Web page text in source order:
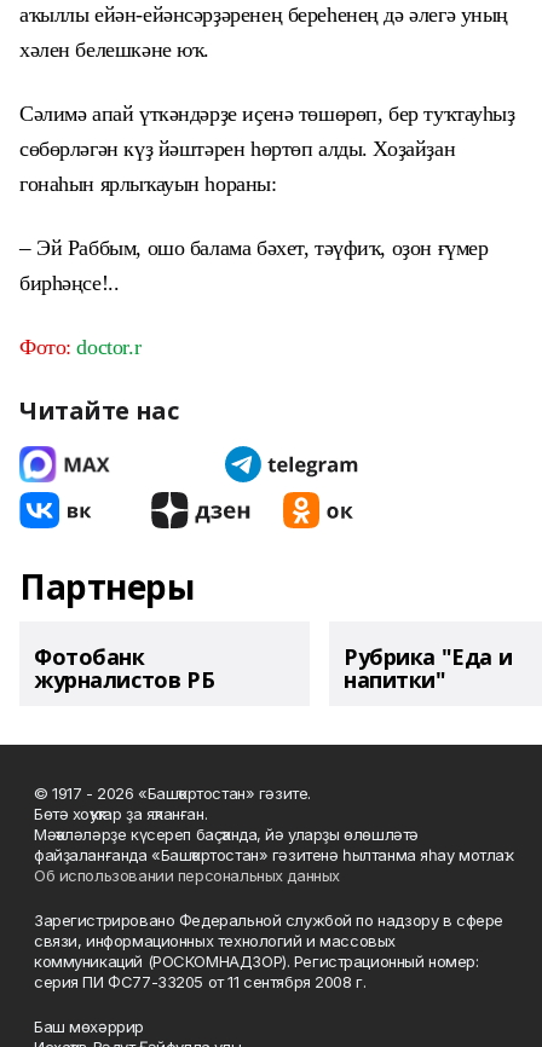
аҡыллы ейән-ейәнсәрҙәренең береһенең дә әлегә уның
хәлен белешкәне юҡ.
Сәлимә апай үткәндәрҙе иҫенә төшөрөп, бер туҡтауһыҙ
сөбөрләгән күҙ йәштәрен һөртөп алды. Хоҙайҙан
гонаһын ярлыҡауын һораны:
–Эй Раббым, ошо балама бәхет, тәүфиҡ, оҙон ғүмер
бирһәңсе!..
Фото:doctor.r
Читайте нас
Партнеры
Фотобанк
журналистов РБ
Рубрика "Еда и
напитки"
© 1917 - 2026 «Башҡортостан» гәзите.
Бөтә хоҡуҡтар ҙа яҡланған.
Мәҡәләләрҙе күсереп баҫҡанда, йә уларҙы өлөшләтә
файҙаланғанда «Башҡортостан» гәзитенә һылтанма яһау мотлаҡ.
Об использовании персональных данных
Зарегистрировано Федеральной службой по надзору в сфере
связи, информационных технологий и массовых
коммуникаций (РОСКОМНАДЗОР). Регистрационный номер:
серия ПИ ФС77-33205 от 11 сентября 2008 г.
Баш мөхәррир